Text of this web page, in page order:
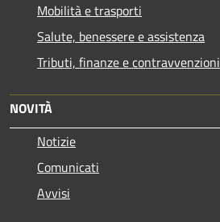
Mobilità e trasporti
Salute, benessere e assistenza
Tributi, finanze e contravvenzioni
NOVITÀ
Notizie
Comunicati
Avvisi